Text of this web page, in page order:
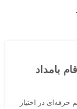
بامداد
حرفه‌ای در اختیار